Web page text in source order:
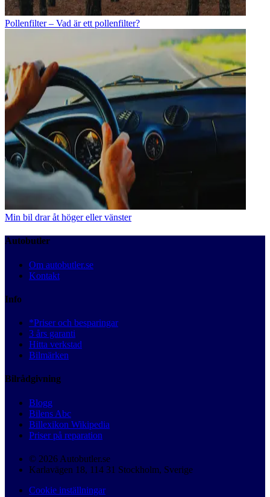
Pollenfilter – Vad är ett pollenfilter?
Min bil drar åt höger eller vänster
Autobutler
Om autobutler.se
Kontakt
Info
*Priser och besparingar
3 års garanti
Hitta verkstad
Bilmärken
Bilrådgivning
Blogg
Bilens Abc
Billexikon Wikipedia
Priser på reparation
© 2026 Autobutler.se
Karlavägen 18, 114 31 Stockholm, Sverige
Cookie inställningar